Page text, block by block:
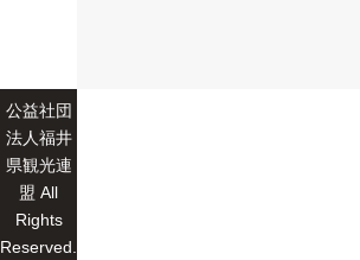
公益社団
法人福井
県観光連
盟 All
Rights
Reserved.